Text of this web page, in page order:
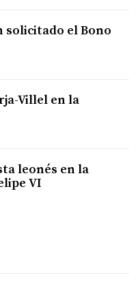
solicitado el Bono
Villel en la
leonés en la
VI